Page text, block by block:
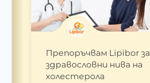
Препоръчвам Lipibor за
здравословни нива на
холестерола